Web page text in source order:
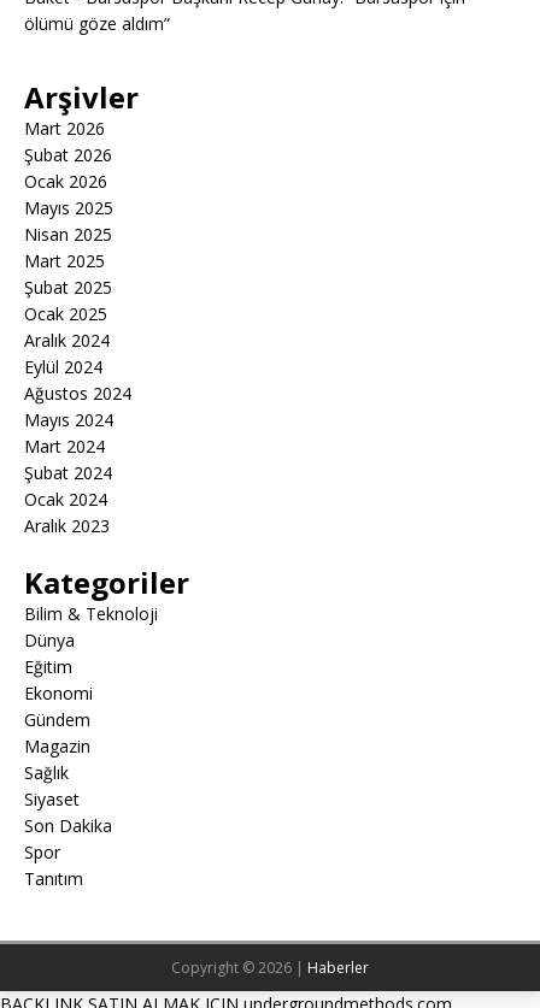
ölümü göze aldım”
Arşivler
Mart 2026
Şubat 2026
Ocak 2026
Mayıs 2025
Nisan 2025
Mart 2025
Şubat 2025
Ocak 2025
Aralık 2024
Eylül 2024
Ağustos 2024
Mayıs 2024
Mart 2024
Şubat 2024
Ocak 2024
Aralık 2023
Kategoriler
Bilim & Teknoloji
Dünya
Eğitim
Ekonomi
Gündem
Magazin
Sağlık
Siyaset
Son Dakika
Spor
Tanıtım
Copyright © 2026 | Haberler